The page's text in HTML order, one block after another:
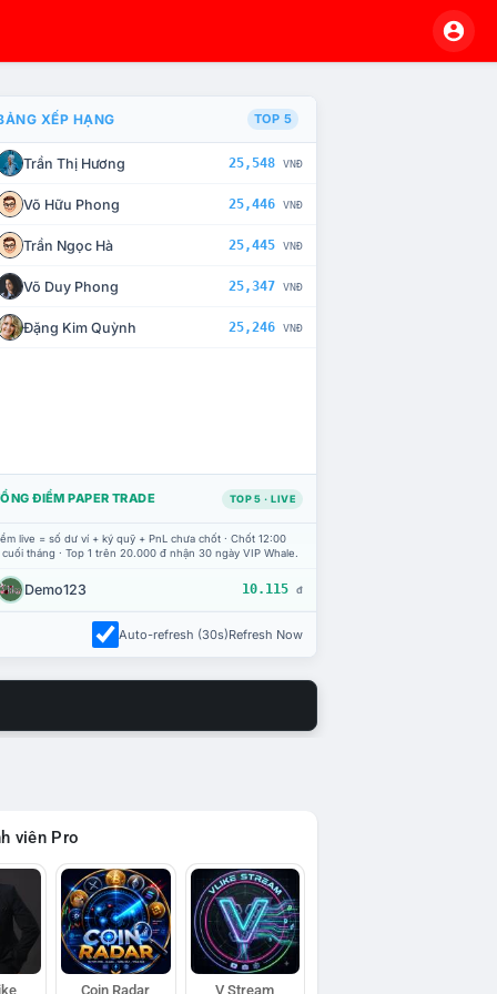
CHẾ TÀI XỬ LÝ VI PHẠM
XẾP HẠNG TOP 5
Trần Thị Hương 25,548 VNĐ
Võ Hữu Phong 25,446 VNĐ
Trần Ngọc Hà 25,445 VNĐ
Võ Duy Phong 25,347 VNĐ
Đặng Kim Quỳnh 25,246 VNĐ
ĐIỂM PAPER TRADE TOP 5 · LIVE
live = số dư ví + ký quỹ + PnL chưa chốt · Chốt 12:00
tháng · Top 1 trên 20.000 đ nhận 30 ngày VIP Whale.
Demo123 10.115 đ
Auto-refresh (30s)Refresh Now
viên Pro
Coin Radar V Stream